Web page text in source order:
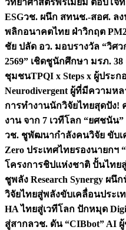
ESGวช. ผนึก สทนช.-สอศ. ล
พลิกอนาคตไทย ฝ่าวิกฤต
ชัย ปลัด อว. มอบรางวัล “วิ
2569” เชิดชูนักศึกษา มรภ.
ชุมชนTPQI x Steps x ผู้ประ
Neurodivergent ผู้ที่มีความห
การทำงานนักวิจัยไทยสุดปัง!
งาน จาก 7 เวทีโลก “ยศชนัน
วช. ชูพัฒนากำลังคนวิจัย ขับเ
Zero ประเทศไทยรองนายกฯ
โครงการชิปแห่งชาติ ปั้นไทยสู่
ชูพลัง Research Synergy ผ
วิจัยไทยสู่พลังขับเคลื่อนประเ
HA ไทยสู่เวทีโลก ปักหมุด
สู่สากลวช. ดัน “CIBbot” AI